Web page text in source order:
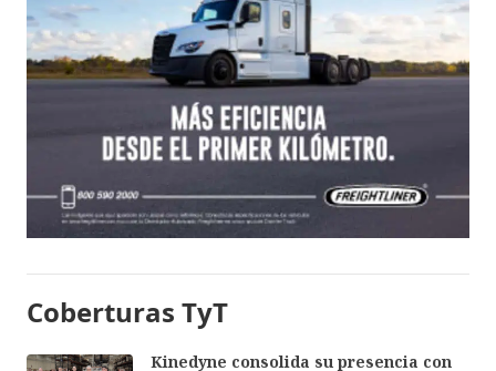
Coberturas TyT
Kinedyne consolida su presencia con